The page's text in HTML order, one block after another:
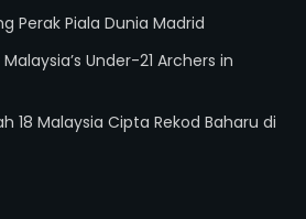
Perak Piala Dunia Madrid
Under-21 Archers in
18 Malaysia Cipta Rekod Baharu di